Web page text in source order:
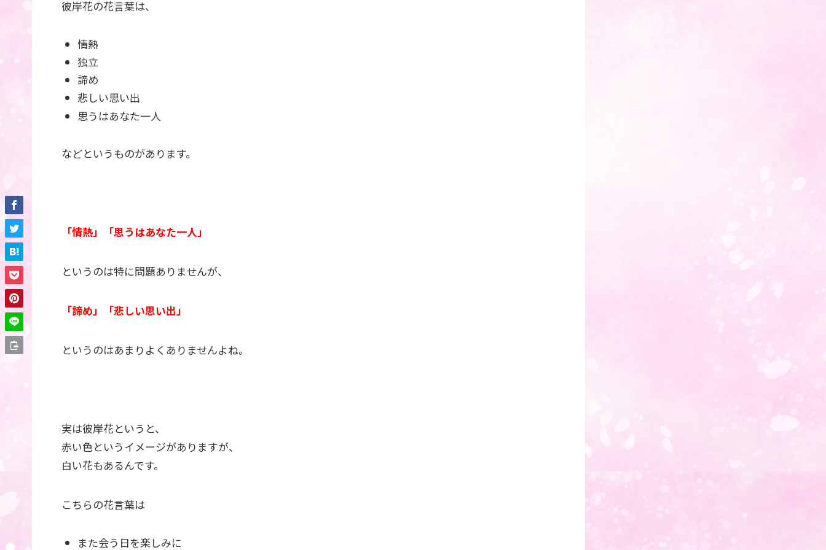
彼岸花の花言葉は、
情熱
独立
諦め
悲しい思い出
思うはあなた一人
などというものがあります。
「情熱」「思うはあなた一人」
というのは特に問題ありませんが、
「諦め」「悲しい思い出」
というのはあまりよくありませんよね。
実は彼岸花というと、
赤い色というイメージがありますが、
白い花もあるんです。
こちらの花言葉は
また会う日を楽しみに